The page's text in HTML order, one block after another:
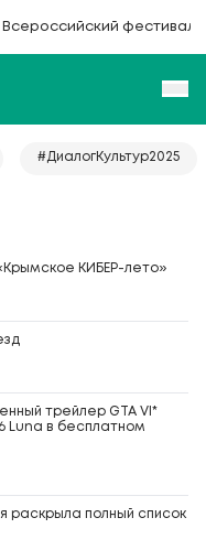
Всероссийский фестиваль
#ДиалогКультур2025
КИБЕР-лето»
трейлер GTA VI*
Luna в бесплатном
раскрыла полный список